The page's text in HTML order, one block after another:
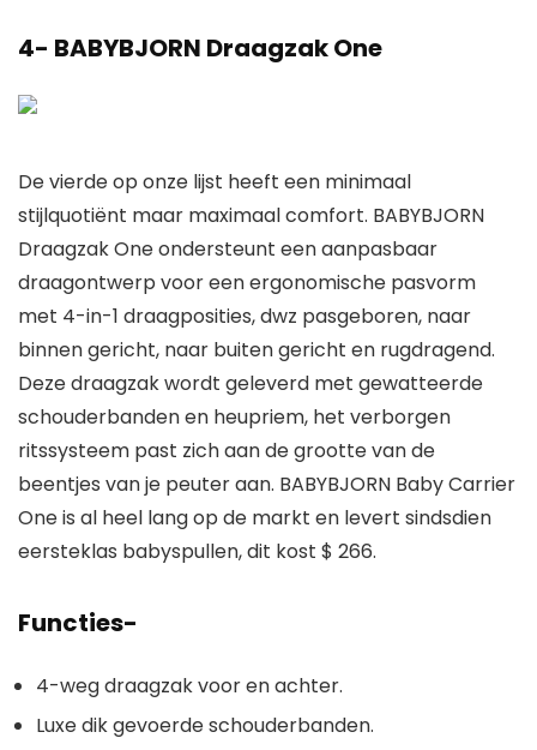
4- BABYBJORN Draagzak One
De vierde op onze lijst heeft een minimaal
stijlquotiënt maar maximaal comfort. BABYBJORN
Draagzak One ondersteunt een aanpasbaar
draagontwerp voor een ergonomische pasvorm
met 4-in-1 draagposities, dwz pasgeboren, naar
binnen gericht, naar buiten gericht en rugdragend.
Deze draagzak wordt geleverd met gewatteerde
schouderbanden en heupriem, het verborgen
ritssysteem past zich aan de grootte van de
beentjes van je peuter aan. BABYBJORN Baby Carrier
One is al heel lang op de markt en levert sindsdien
eersteklas babyspullen, dit kost $ 266.
Functies-
4-weg draagzak voor en achter.
Luxe dik gevoerde schouderbanden.